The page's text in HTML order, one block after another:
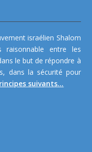
israélien Shalom
raisonnable entre les
le but de répondre à
dans la sécurité pour
suivants...